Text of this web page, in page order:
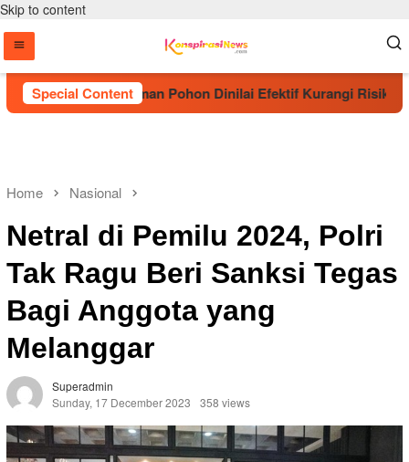
Skip to content
Special Content
Sebut Penanaman Pohon Dinilai Efektif Kurangi Risiko
Home Nasional
Netral di Pemilu 2024, Polri
Tak Ragu Beri Sanksi Tegas
Bagi Anggota yang
Melanggar
Superadmin
Sunday, 17 December 2023
358 views